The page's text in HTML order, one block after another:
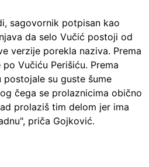
sagovornik potpisan kao
da selo Vučić postoji od
verzije porekla naziva. Prema
Vučiću Perišiću. Prema
su guste šume
čega se prolaznicima obično
prolaziš tim delom jer ima
priča Gojković.